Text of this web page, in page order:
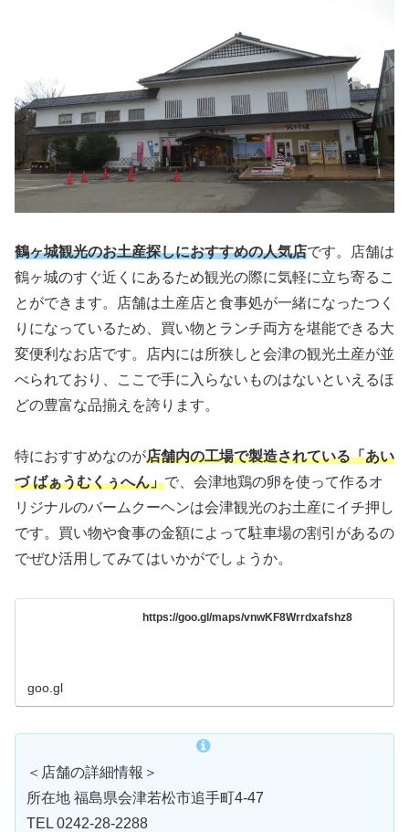
鶴ヶ城観光のお土産探しにおすすめの人気店です。店舗は
鶴ヶ城のすぐ近くにあるため観光の際に気軽に立ち寄るこ
とができます。店舗は土産店と食事処が一緒になったつく
りになっているため、買い物とランチ両方を堪能できる大
変便利なお店です。店内には所狭しと会津の観光土産が並
べられており、ここで手に入らないものはないといえるほ
どの豊富な品揃えを誇ります。
特におすすめなのが店舗内の工場で製造されている「あい
づ ばぁうむくぅへん」で、会津地鶏の卵を使って作るオ
リジナルのバームクーヘンは会津観光のお土産にイチ押し
です。買い物や食事の金額によって駐車場の割引があるの
でぜひ活用してみてはいかがでしょうか。
https://goo.gl/maps/vnwKF8Wrrdxafshz8
goo.gl
＜店舗の詳細情報＞
所在地 福島県会津若松市追手町4-47
TEL 0242-28-2288